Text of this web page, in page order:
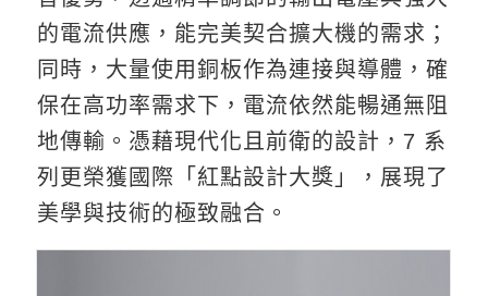
的電流供應，能完美契合擴大機的需求；
同時，大量使用銅板作為連接與導體，確
保在高功率需求下，電流依然能暢通無阻
地傳輸。憑藉現代化且前衛的設計，7 系
列更榮獲國際「紅點設計大獎」，展現了
美學與技術的極致融合。